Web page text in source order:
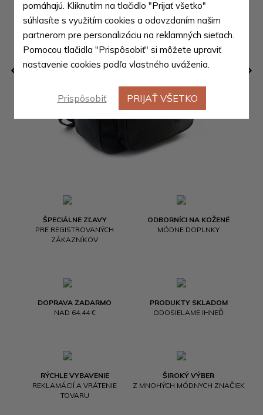
ŠPECIÁLNE ZĽAVY
PRE REGISTROVANÝCH
ZÁKAZNÍKOV
ODBORNÍCI NA KOŽENÉ
MÓDNE DOPLNKY
DOPRAVA ZADARMO
NAD 64.44 €
PRODUKTY SKLADOM
ODOSIELAME IHNEĎ
RÝCHLE VYBAVENIE
REKLAMÁCIÍ A VRÁTENIE
TOVARU
ŠIROKÝ VÝBER
Z MNOHÝCH MÓDNYCH ZNAČIEK
pomáhajú. Kliknutím na tlačidlo "Prijať všetko"
súhlasíte s využitím cookies a odovzdaním našim
partnerom pre personalizáciu na reklamných sieťach.
Pomocou tlačidla "Prispôsobiť" si môžete upraviť
nastavenie cookies podľa vlastného uváženia.
Prispôsobiť PRIJAŤ VŠETKO